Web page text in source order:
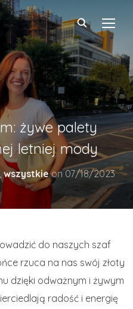
żywe palety
letniej mody
,wszystkie on07/18/2023
do naszych szaf
rzuca na nas swój złoty
dzięki odważnym i żywym
radość i energię